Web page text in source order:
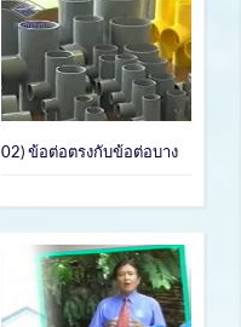
02) ข้อต่อตรงกับข้อต่อบาง